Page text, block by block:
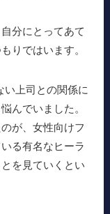
分にとってあて
りではいます。
い上司との関係に
んでいました。
が、女性向けフ
る有名なヒーラ
を見ていくとい